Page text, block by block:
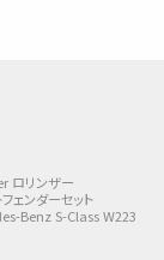
ロリンザー
ェンダーセット
Benz S-Class W223